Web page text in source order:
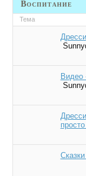
Воспитание
Тема
Видео